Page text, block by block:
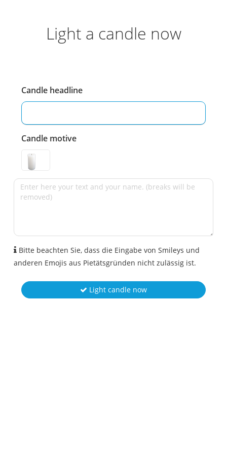
Light a candle now
Candle headline
Candle motive
Bitte beachten Sie, dass die Eingabe von Smileys und
anderen Emojis aus Pietätsgründen nicht zulässig ist.
Light candle now